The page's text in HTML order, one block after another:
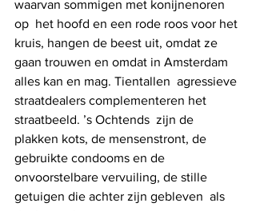
waarvan sommigen met konijnenoren
op  het hoofd en een rode roos voor het
kruis, hangen de beest uit, omdat ze
gaan trouwen en omdat in Amsterdam
alles kan en mag. Tientallen  agressieve
straatdealers complementeren het
straatbeeld. ’s Ochtends  zijn de
plakken kots, de mensenstront, de
gebruikte condooms en de
onvoorstelbare vervuiling, de stille
getuigen die achter zijn gebleven  als